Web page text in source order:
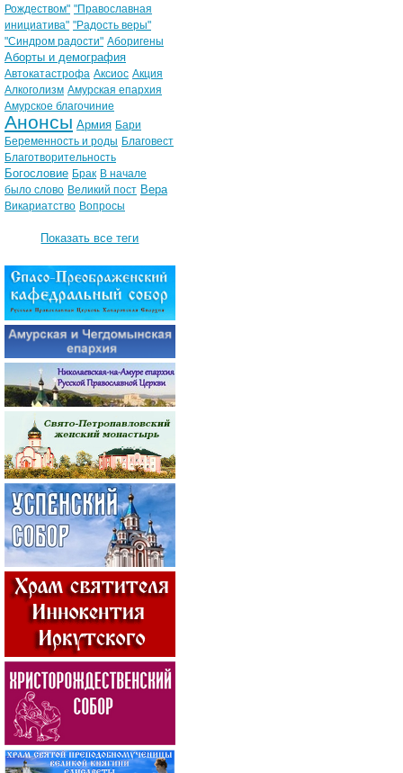
Рождеством" "Православная
инициатива" "Радость веры"
"Синдром радости" Аборигены
Аборты и демография
Автокатастрофа Аксиос Акция
Алкоголизм Амурская епархия
Амурское благочиние
Анонсы Армия Бари
Беременность и роды Благовест
Благотворительность
Богословие Брак В начале
было слово Великий пост Вера
Викариатство Вопросы
Показать все теги